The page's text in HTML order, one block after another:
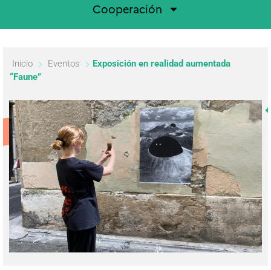
Cooperación
Inicio Eventos
Exposición en realidad aumentada
“Faune”